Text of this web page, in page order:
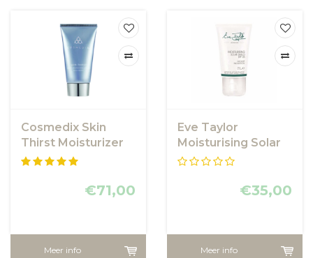
Cosmedix Skin
Thirst Moisturizer
€71,00
Meer info
Eve Taylor
Moisturising Solar
Shield SPF25
€35,00
Meer info